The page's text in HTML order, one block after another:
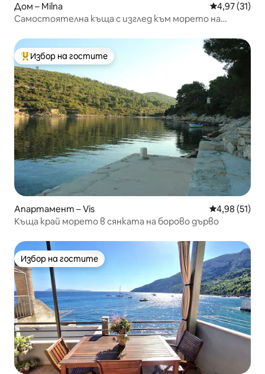
Дом – Milna Средна
4,97 (31)
Самостоятелна къща с изглед към морето на
Най-популярен избор на гостите
Избор на гостите
Апартамент – Vis Средна
4,98 (51)
Къща край морето в сянката на борово дърво
Избор на гостите
Избор на гостите